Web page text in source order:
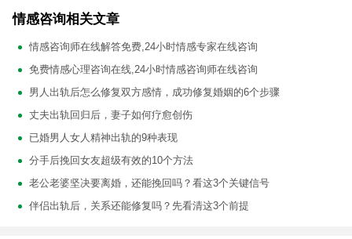
情感咨询相关文章
情感咨询师在线解答免费,24小时情感专家在线咨询
免费情感心理咨询在线,24小时情感咨询师在线咨询
男人出轨后怎么修复双方感情，成功修复婚姻的6个步骤
丈夫出轨回归后，妻子如何疗愈创伤
已婚男人女人精神出轨的9种表现
分手后挽回女友超级有效的10个方法
老公老婆坚决要离婚，还能挽回吗？看这3个关键信号
伴侣出轨后，关系还能修复吗？先看清这3个前提